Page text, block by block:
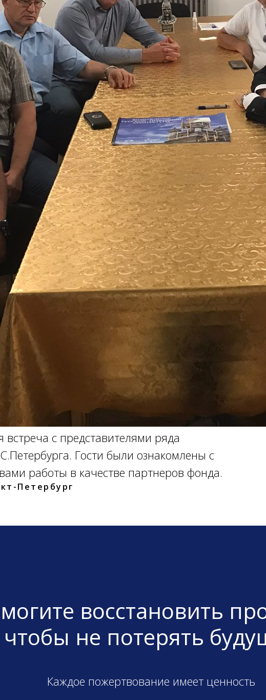
встреча с представителями ряда
Гости были ознакомлены с
работы в качестве партнеров фонда.
Петербург
восстановить
чтобы не потерять
Каждое пожертвование имеет ценность